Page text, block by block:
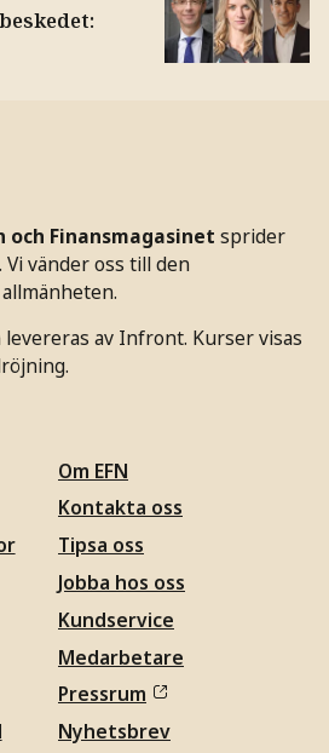
och Finansmagasinet sprider
vänder oss till den
av Infront. Kurser visas
Om EFN
Kontakta oss
Tipsa oss
Jobba hos oss
Kundservice
Medarbetare
Pressrum
Nyhetsbrev